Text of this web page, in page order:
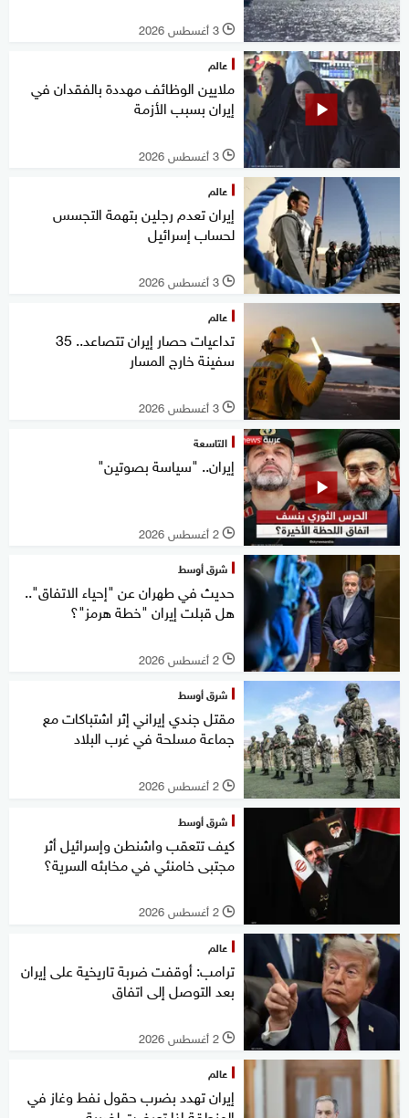
l 3 أغسطس 2026
عالم
ملايين الوظائف مهددة بالفقدان في
إيران بسبب الأزمة
l 3 أغسطس 2026
عالم
إيران تعدم رجلين بتهمة التجسس
لحساب إسرائيل
l 3 أغسطس 2026
عالم
تداعيات حصار إيران تتصاعد.. 35
سفينة خارج المسار
l 3 أغسطس 2026
التاسعة
إيران.. "سياسة بصوتين"
l 2 أغسطس 2026
شرق أوسط
حديث في طهران عن "إحياء الاتفاق"..
هل قبلت إيران "خطة هرمز"؟
l 2 أغسطس 2026
شرق أوسط
مقتل جندي إيراني إثر اشتباكات مع
جماعة مسلحة في غرب البلاد
l 2 أغسطس 2026
شرق أوسط
كيف تتعقب واشنطن وإسرائيل أثر
مجتبى خامنئي في مخابئه السرية؟
l 2 أغسطس 2026
عالم
ترامب: أوقفت ضربة تاريخية على إيران
بعد التوصل إلى اتفاق
l 2 أغسطس 2026
عالم
إيران تهدد بضرب حقول نفط وغاز في